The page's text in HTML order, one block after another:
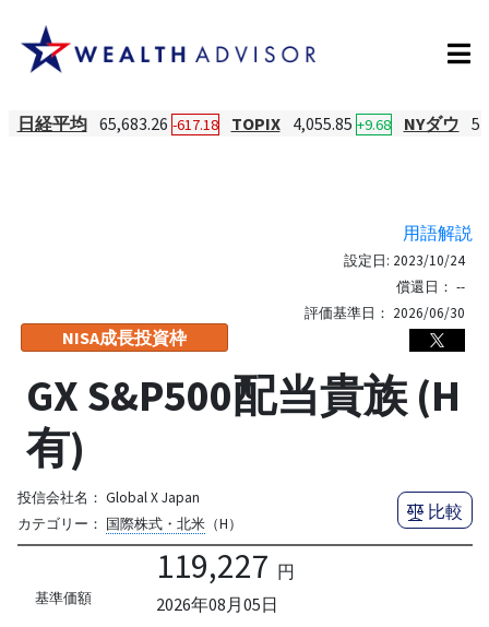
日経平均 65,683.26 -617.18 TOPIX 4,055.85 +9.68 NYダウ
用語解説
NISA成長投資枠
設定日: 2023/10/24
償還日： --
評価基準日： 2026/06/30
GX S&P500配当貴族 (H
有)
投信会社名： Global X Japan
カテゴリー： 国際株式・北米（H）
比較
基準価額
119,227 円
2026年08月05日